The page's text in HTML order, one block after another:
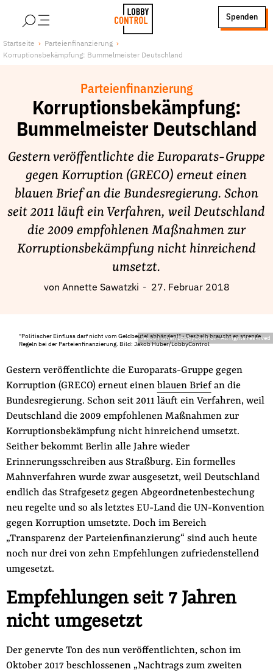
LobbyControl
StartSeite
Spenden
Über uns
Finanzierung
Jobs
Lobbykritische Stadtführungen
Unsere Schwerpunkte
Lobbykontrolle und Regeln
Lobbyismus und Klima
Macht der Digitalkonzerne
Bußgelder und Geldauflagen
Testamentsspende
Presse
Newsletter
Appelle unterzeichnen
Impressum
Suche
Website
Startseite
Parteienfinanzierung
Korruptionsbekämpfung: Bummelmeister Deutschland
Parteienfinanzierung
Korruptionsbekämpfung:
Bummelmeister Deutschland
Gestern veröffentlichte die Europarats-Gruppe
gegen Korruption (GRECO) erneut einen
blauen Brief an die Bundesregierung. Schon
seit 2011 läuft ein Verfahren, weil Deutschland
die 2009 empfohlenen Maßnahmen zur
Korruptionsbekämpfung nicht hinreichend
umsetzt.
von Annette Sawatzki 27. Februar 2018
Jakob Huber/LobbyControl-All rights reserved
"Politischer Einfluss darf nicht vom Geldbeutel abhängen!" - Deshalb braucht es strenge
Regeln bei der Parteienfinanzierung. Bild: Jakob Huber/LobbyControl
Gestern veröffentlichte die Europarats-Gruppe gegen
Korruption (GRECO) erneut einen blauen Briefan die
Bundesregierung. Schon seit 2011 läuft ein Verfahren, weil
Deutschland die 2009 empfohlenen Maßnahmen zur
Korruptionsbekämpfung nicht hinreichend umsetzt.
Seither bekommt Berlin alle Jahre wieder
Erinnerungsschreiben aus Straßburg. Ein formelles
Mahnverfahren wurde zwar ausgesetzt, weil Deutschland
endlich das Strafgesetz gegen Abgeordnetenbestechung
neu regelte und so als letztes EU-Land die UN-Konvention
gegen Korruption umsetzte. Doch im Bereich
„Transparenz der Parteienfinanzierung“ sind auch heute
noch nur drei von zehn Empfehlungen zufriedenstellend
umgesetzt.
Empfehlungen seit 7 Jahren
nicht umgesetzt
Der genervte Ton des nun veröffentlichten, schon im
Oktober 2017 beschlossenen „Nachtrags zum zweiten